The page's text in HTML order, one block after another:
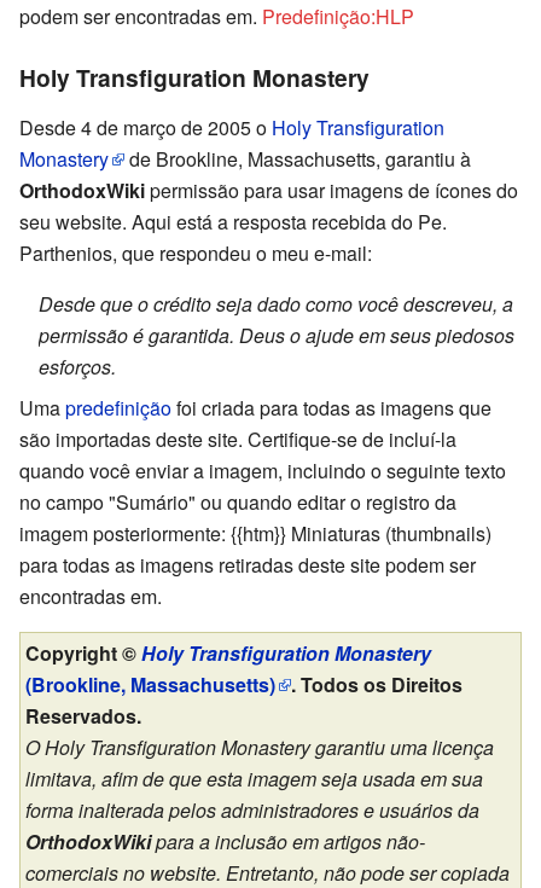
podem ser encontradas em. Predefinição:HLP
Holy Transfiguration Monastery
Desde 4 de março de 2005 o Holy Transfiguration
Monastery
de Brookline, Massachusetts, garantiu à
OrthodoxWikipermissão para usar imagens de ícones do
seu website. Aqui está a resposta recebida do Pe.
Parthenios, que respondeu o meu e-mail:
Desde que o crédito seja dado como você descreveu, a
permissão é garantida. Deus o ajude em seus piedosos
esforços.
Umapredefiniçãofoi criada para todas as imagens que
são importadas deste site. Certifique-se de incluí-la
quando você enviar a imagem, incluindo o seguinte texto
no campo "Sumário" ou quando editar o registro da
imagem posteriormente: {{htm}} Miniaturas (thumbnails)
para todas as imagens retiradas deste site podem ser
encontradas em.
Copyright ©Holy Transfiguration Monastery
(Brookline, Massachusetts)
. Todos os Direitos
Reservados.
O Holy Transfiguration Monastery garantiu uma licença
limitava, afim de que esta imagem seja usada em sua
forma inalterada pelos administradores e usuários da
OrthodoxWikipara a inclusão em artigos não-
comerciais no website. Entretanto, não pode ser copiada